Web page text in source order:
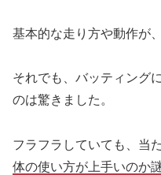
基本的な走り方や動作が
それでも、バッティング
のは驚きました。
フラフラしていても、当
体の使い方が上手いのか